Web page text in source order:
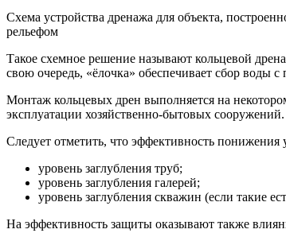
Схема устройства дренажа для объекта,
рельефом
Такое схемное решение называют кольцевой
свою очередь, «ёлочка» обеспечивает сбор воды
Монтаж кольцевых дрен выполняется на
эксплуатации хозяйственно-бытовых сооружений.
Следует отметить, что эффективность
уровень заглубления труб;
уровень заглубления галерей;
уровень заглубления скважин (если такие
На эффективность защиты оказывают также